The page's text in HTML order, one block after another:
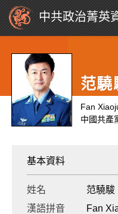
中共政治菁英
范驍
Fan
中國共產
基本資料
姓名
范驍駿
漢語拼音
Fan